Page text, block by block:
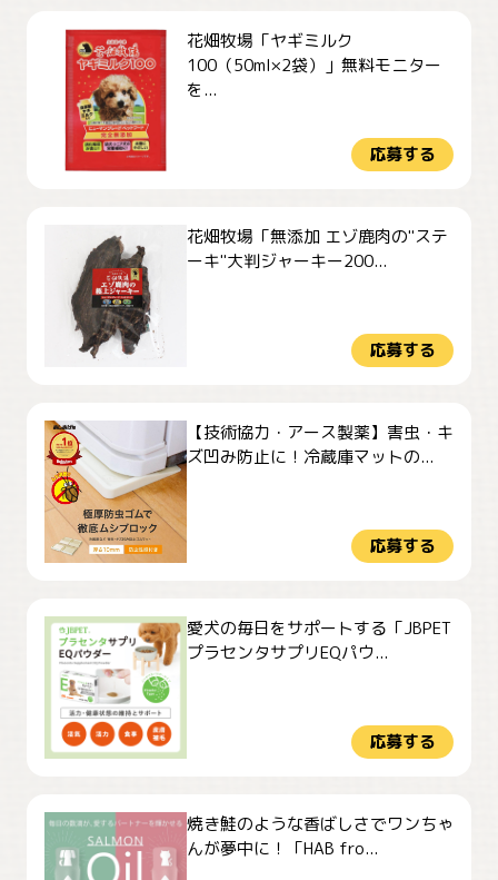
花畑牧場「ヤギミルク
100（50ml×2袋）」無料モニター
を...
応募する
花畑牧場「無添加 エゾ鹿肉の"ステ
ーキ"大判ジャーキー200...
応募する
【技術協力・アース製薬】害虫・キ
ズ凹み防止に！冷蔵庫マットの...
応募する
愛犬の毎日をサポートする「JBPET
プラセンタサプリEQパウ...
応募する
焼き鮭のような香ばしさでワンちゃ
んが夢中に！「HAB fro...